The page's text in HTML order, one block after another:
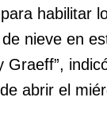
habilitar
nieve en
abrir el